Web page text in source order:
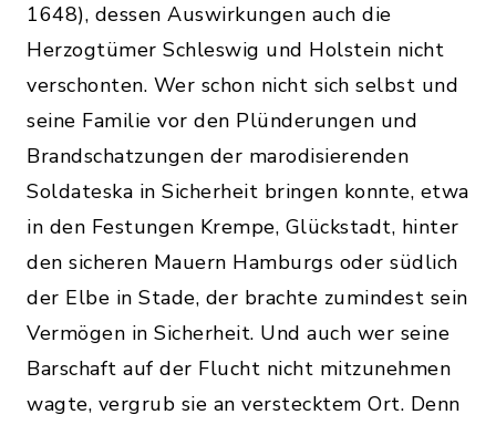
1648), dessen Auswirkungen auch die
Herzogtümer Schleswig und Holstein nicht
verschonten. Wer schon nicht sich selbst und
seine Familie vor den Plünderungen und
Brandschatzungen der marodisierenden
Soldateska in Sicherheit bringen konnte, etwa
in den Festungen Krempe, Glückstadt, hinter
den sicheren Mauern Hamburgs oder südlich
der Elbe in Stade, der brachte zumindest sein
Vermögen in Sicherheit. Und auch wer seine
Barschaft auf der Flucht nicht mitzunehmen
wagte, vergrub sie an verstecktem Ort. Denn